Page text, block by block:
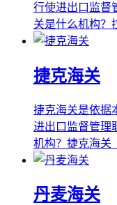
行使进出口监督
关是什么机构？
捷克海关
捷克海关是依据
进出口监督管理
机构？捷克海关
丹麦海关